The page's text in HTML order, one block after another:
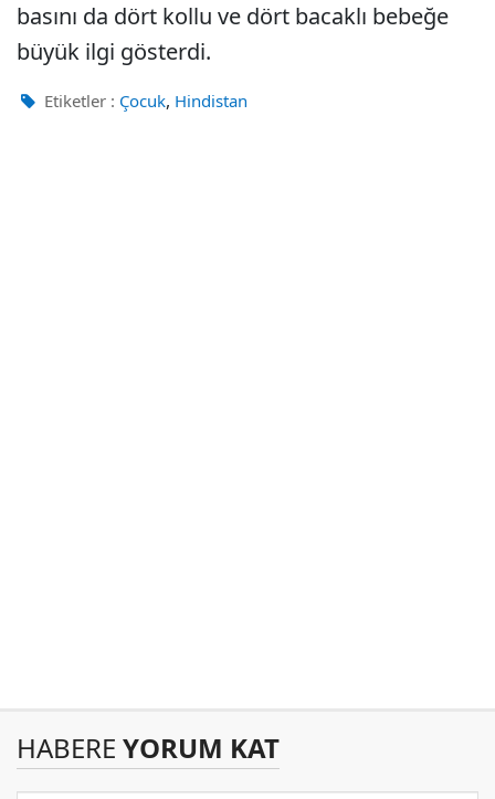
basını da dört kollu ve dört bacaklı bebeğe
büyük ilgi gösterdi.
Etiketler : Çocuk, Hindistan
HABERE YORUM KAT